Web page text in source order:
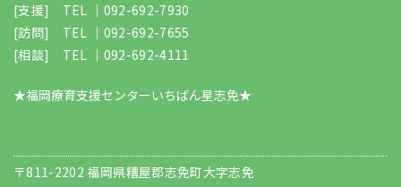
[支援] TEL ｜ 092-692-7930
[訪問] TEL ｜ 092-692-7655
[相談] TEL ｜ 092-692-4111
★福岡療育支援センターいちばん星志免★
〒811-2202 福岡県糟屋郡志免町大字志免